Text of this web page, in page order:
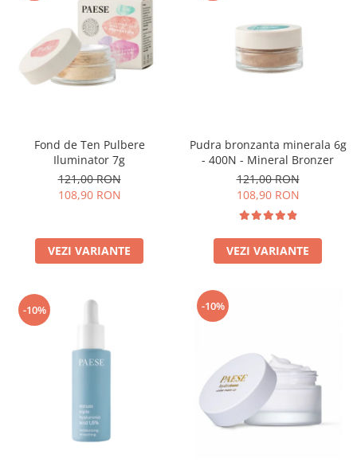
Fond de Ten Pulbere
Iluminator 7g
121,00 RON
108,90 RON
VEZI VARIANTE
Pudra bronzanta minerala 6g
- 400N - Mineral Bronzer
121,00 RON
108,90 RON
VEZI VARIANTE
-10% -10%